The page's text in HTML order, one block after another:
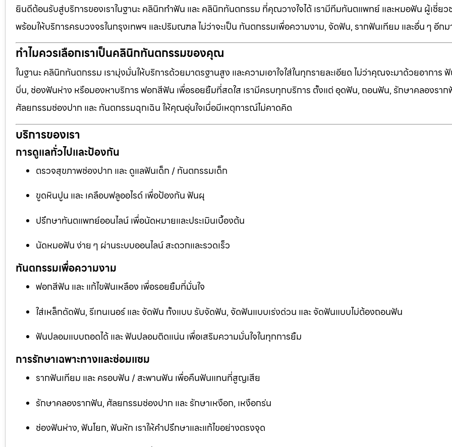
ยินดีต้อนรับสู่บริการของเราในฐานะ คลินิกทำฟัน และ คลินิกทันตกรรม ที่คุณวางใจได้ เรามีทีมทันตแพทย์ และหมอฟัน ผู้เชี่ย
พร้อมให้บริการครบวงจรในกรุงเทพฯ และปริมณฑล ไม่ว่าจะเป็น ทันตกรรมเพื่อความงาม, จัดฟัน, รากฟันเทียม และอื่น ๆ อีก
ทำไมควรเลือกเราเป็นคลินิกทันตกรรมของคุณ
ในฐานะ คลินิกทันตกรรม เรามุ่งมั่นให้บริการด้วยมาตรฐานสูง และความเอาใจใส่ในทุกรายละเอียด ไม่ว่าคุณจะมาด้วยอาการ
บิ่น, ช่องฟันห่าง หรือมองหาบริการ ฟอกสีฟัน เพื่อรอยยิ้มที่สดใส เรามีครบทุกบริการ ตั้งแต่ อุดฟัน, ถอนฟัน, รักษาคลองรา
ศัลยกรรมช่องปาก และ ทันตกรรมฉุกเฉิน ให้คุณอุ่นใจเมื่อมีเหตุการณ์ไม่คาดคิด
บริการของเรา
การดูแลทั่วไปและป้องกัน
ตรวจสุขภาพช่องปาก และ ดูแลฟันเด็ก / ทันตกรรมเด็ก
ขูดหินปูน และ เคลือบฟลูออไรด์ เพื่อป้องกัน ฟันผุ
ปรึกษาทันตแพทย์ออนไลน์ เพื่อนัดหมายและประเมินเบื้องต้น
นัดหมอฟัน ง่าย ๆ ผ่านระบบออนไลน์ สะดวกและรวดเร็ว
ทันตกรรมเพื่อความงาม
ฟอกสีฟัน และ แก้ไขฟันเหลือง เพื่อรอยยิ้มที่มั่นใจ
ใส่เหล็กดัดฟัน, รีเทนเนอร์ และ จัดฟัน ทั้งแบบ รับจัดฟัน, จัดฟันแบบเร่งด่วน และ จัดฟันแบบไม่ต้องถอนฟัน
ฟันปลอมแบบถอดได้ และ ฟันปลอมติดแน่น เพื่อเสริมความมั่นใจในทุกการยิ้ม
การรักษาเฉพาะทางและซ่อมแซม
รากฟันเทียม และ ครอบฟัน / สะพานฟัน เพื่อคืนฟันแทนที่สูญเสีย
รักษาคลองรากฟัน, ศัลยกรรมช่องปาก และ รักษาเหงือก, เหงือกร่น
ช่องฟันห่าง, ฟันโยก, ฟันหัก เราให้คำปรึกษาและแก้ไขอย่างตรงจุด